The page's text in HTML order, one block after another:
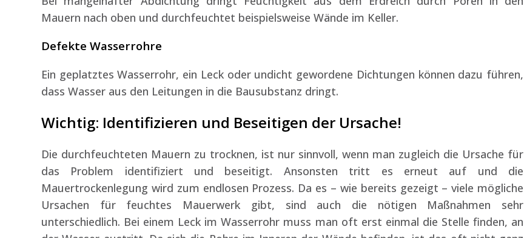
Mauern nach oben und durchfeuchtet beispielsweise Wände im Keller.
Defekte Wasserrohre
Ein geplatztes Wasserrohr, ein Leck oder undicht gewordene Dichtungen können dazu führen,
dass Wasser aus den Leitungen in die Bausubstanz dringt.
Wichtig: Identifizieren und Beseitigen der Ursache!
Die durchfeuchteten Mauern zu trocknen, ist nur sinnvoll, wenn man zugleich die Ursache für
das Problem identifiziert und beseitigt. Ansonsten tritt es erneut auf und die
Mauertrockenlegung wird zum endlosen Prozess. Da es – wie bereits gezeigt – viele mögliche
Ursachen für feuchtes Mauerwerk gibt, sind auch die nötigen Maßnahmen sehr
unterschiedlich. Bei einem Leck im Wasserrohr muss man oft erst einmal die Stelle finden, an